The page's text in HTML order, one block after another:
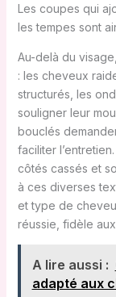
Les coupes qui
les tempes sont
Au-delà du
: les cheveux
structurés, les
souligner leur
bouclés
faciliter
côtés cassés et
à ces diverses
et type de
réussie, fidèle
A lire aussi :
adapté aux